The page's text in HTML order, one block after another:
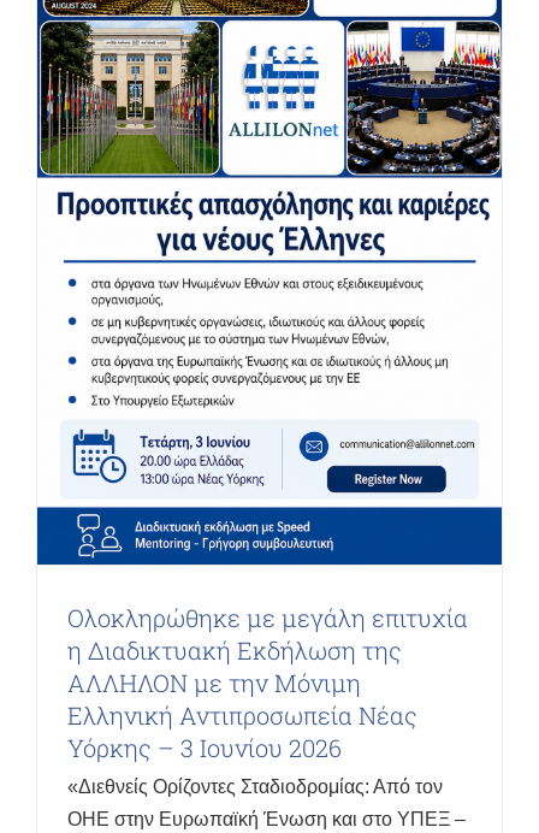
Ολοκληρώθηκε με μεγάλη επιτυχία
η Διαδικτυακή Εκδήλωση της
ΑΛΛΗΛΟΝ με την Μόνιμη
Ελληνική Αντιπροσωπεία Νέας
Υόρκης – 3 Ιουνίου 2026
«Διεθνείς Ορίζοντες Σταδιοδρομίας: Από τον
ΟΗΕ στην Ευρωπαϊκή Ένωση και στο ΥΠΕΞ –